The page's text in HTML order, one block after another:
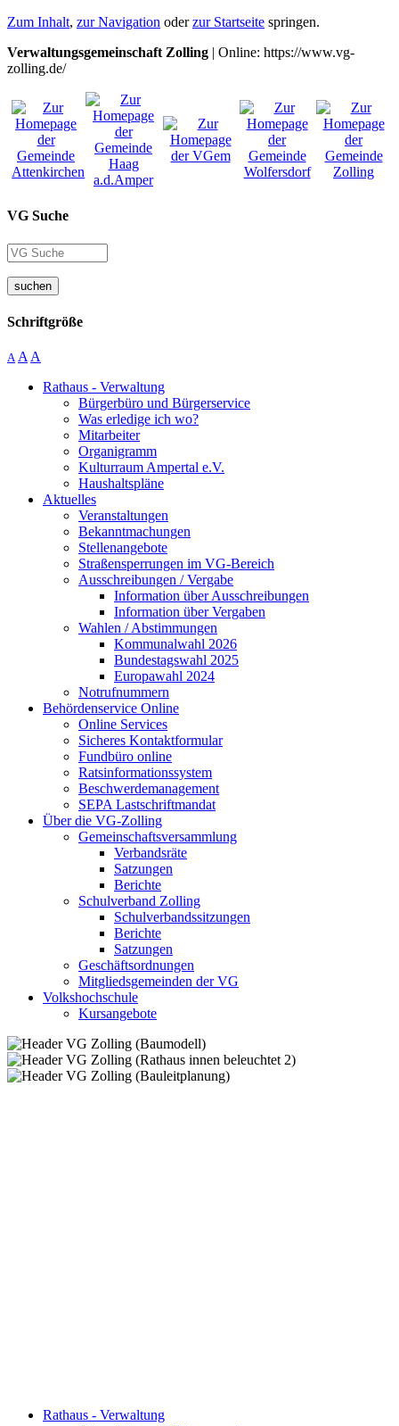
Zum Inhalt, zur Navigation oderzur Startseite springen.
Verwaltungsgemeinschaft Zolling | Online: https://www.vg-
zolling.de/
VG Suche
suchen
Schriftgröße
A A A
Rathaus - Verwaltung
Bürgerbüro und Bürgerservice
Was erledige ich wo?
Mitarbeiter
Organigramm
Kulturraum Ampertal e.V.
Haushaltspläne
Aktuelles
Veranstaltungen
Bekanntmachungen
Stellenangebote
Straßensperrungen im VG-Bereich
Ausschreibungen / Vergabe
Information über Ausschreibungen
Information über Vergaben
Wahlen / Abstimmungen
Kommunalwahl 2026
Bundestagswahl 2025
Europawahl 2024
Notrufnummern
Behördenservice Online
Online Services
Sicheres Kontaktformular
Fundbüro online
Ratsinformationssystem
Beschwerdemanagement
SEPA Lastschriftmandat
Über die VG-Zolling
Gemeinschaftsversammlung
Verbandsräte
Satzungen
Berichte
Schulverband Zolling
Schulverbandssitzungen
Berichte
Satzungen
Geschäftsordnungen
Mitgliedsgemeinden der VG
Volkshochschule
Kursangebote
Rathaus - Verwaltung